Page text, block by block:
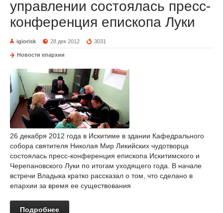
управлении состоялась пресс-
конференция епископа Луки
igiorisk 28 дек 2012 3031
Новости епархии
26 декабря 2012 года в Искитиме в здании Кафедрального
собора святителя Николая Мир Ликийских чудотворца
состоялась пресс-конференция епископа Искитимского и
Черепановского Луки по итогам уходящего года. В начале
встречи Владыка кратко рассказал о том, что сделано в
епархии за время ее существования
Подробнее